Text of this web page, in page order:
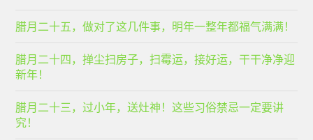
腊月二十五，做对了这几件事，明年一整年都福气满满！
腊月二十四，掸尘扫房子，扫霉运，接好运，干干净净迎
新年！
腊月二十三，过小年，送灶神！这些习俗禁忌一定要讲
究！